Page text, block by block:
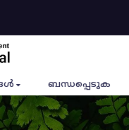
ബന്ധപ്പെടുക